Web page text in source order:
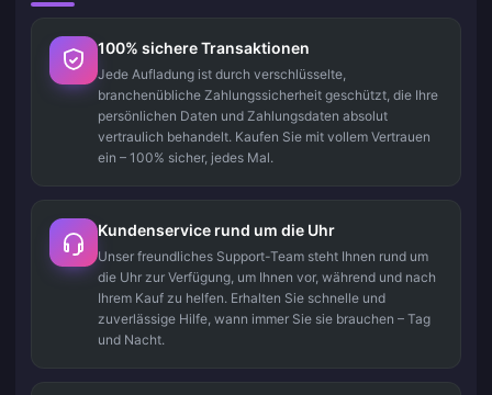
100% sichere Transaktionen
Jede Aufladung ist durch verschlüsselte,
branchenübliche Zahlungssicherheit geschützt, die Ihre
persönlichen Daten und Zahlungsdaten absolut
vertraulich behandelt. Kaufen Sie mit vollem Vertrauen
ein – 100% sicher, jedes Mal.
Kundenservice rund um die Uhr
Unser freundliches Support-Team steht Ihnen rund um
die Uhr zur Verfügung, um Ihnen vor, während und nach
Ihrem Kauf zu helfen. Erhalten Sie schnelle und
zuverlässige Hilfe, wann immer Sie sie brauchen – Tag
und Nacht.